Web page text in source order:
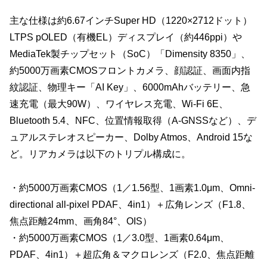
主な仕様は約6.67インチSuper HD（1220×2712ドット）
LTPS pOLED（有機EL）ディスプレイ（約446ppi）や
MediaTek製チップセット（SoC）「Dimensity 8350」、
約5000万画素CMOSフロントカメラ、顔認証、画面内指
紋認証、物理キー「AI Key」、6000mAhバッテリー、急
速充電（最大90W）、ワイヤレス充電、Wi-Fi 6E、
Bluetooth 5.4、NFC、位置情報取得（A-GNSSなど）、デ
ュアルステレオスピーカー、Dolby Atmos、Android 15な
ど。リアカメラは以下のトリプル構成に。
・約5000万画素CMOS（1／1.56型、1画素1.0μm、Omni-
directional all-pixel PDAF、4in1）＋広角レンズ（F1.8、
焦点距離24mm、画角84°、OIS）
・約5000万画素CMOS（1／3.0型、1画素0.64μm、
PDAF、4in1）＋超広角＆マクロレンズ（F2.0、焦点距離